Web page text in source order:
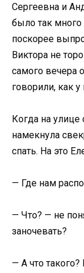
Сергеевна и
было так много
поскорее
Виктора не
самого вечера
говорили, как
Когда на улице
намекнула
спать. На это
— Где нам
— Что? — не
заночевать?
— А что